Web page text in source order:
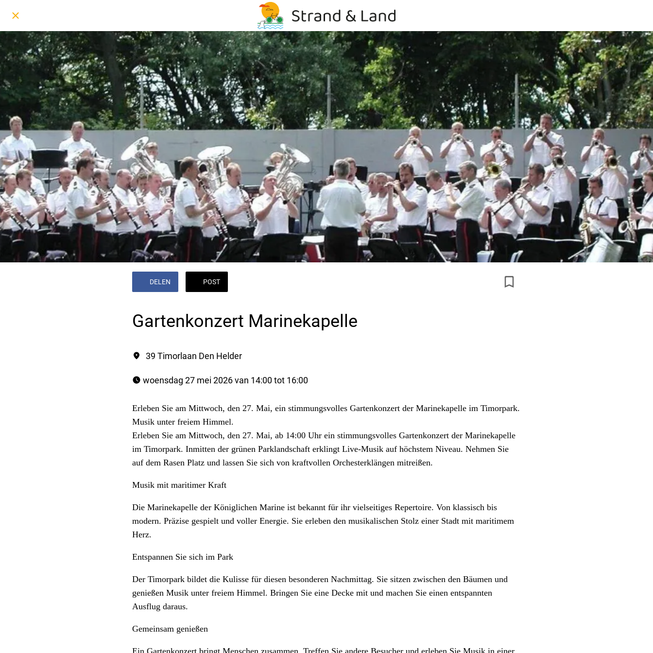
DELEN POST
Gartenkonzert Marinekapelle
39 Timorlaan Den Helder
woensdag 27 mei 2026 van 14:00 tot 16:00
Erleben Sie am Mittwoch, den 27. Mai, ein stimmungsvolles Gartenkonzert der Marinekapelle im Timorpark.
Musik unter freiem Himmel.
Erleben Sie am Mittwoch, den 27. Mai, ab 14:00 Uhr ein stimmungsvolles Gartenkonzert der Marinekapelle
im Timorpark. Inmitten der grünen Parklandschaft erklingt Live-Musik auf höchstem Niveau. Nehmen Sie
auf dem Rasen Platz und lassen Sie sich von kraftvollen Orchesterklängen mitreißen.
Musik mit maritimer Kraft
Die Marinekapelle der Königlichen Marine ist bekannt für ihr vielseitiges Repertoire. Von klassisch bis
modern. Präzise gespielt und voller Energie. Sie erleben den musikalischen Stolz einer Stadt mit maritimem
Herz.
Entspannen Sie sich im Park
Der Timorpark bildet die Kulisse für diesen besonderen Nachmittag. Sie sitzen zwischen den Bäumen und
genießen Musik unter freiem Himmel. Bringen Sie eine Decke mit und machen Sie einen entspannten
Ausflug daraus.
Gemeinsam genießen
Ein Gartenkonzert bringt Menschen zusammen. Treffen Sie andere Besucher und erleben Sie Musik in einer